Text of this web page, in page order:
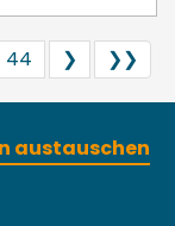
44 ❯ ❯❯
austauschen